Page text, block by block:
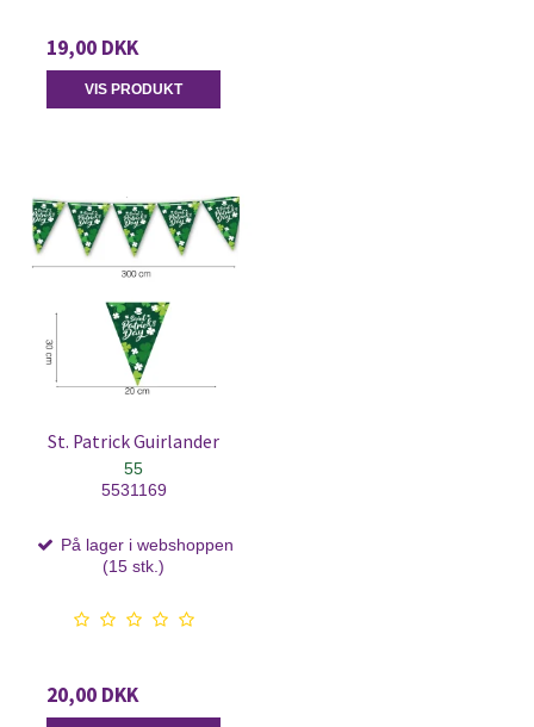
19,00 DKK
VIS PRODUKT
St. Patrick Guirlander
55
5531169
På lager i webshoppen
(15 stk.)
20,00 DKK